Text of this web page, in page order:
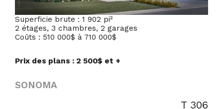
Superficie brute : 1 902 pi²
2 étages, 3 chambres, 2 garages
Coûts : 510 000$ à 710 000$
Prix des plans : 2 500$ et +
SONOMA
T 306